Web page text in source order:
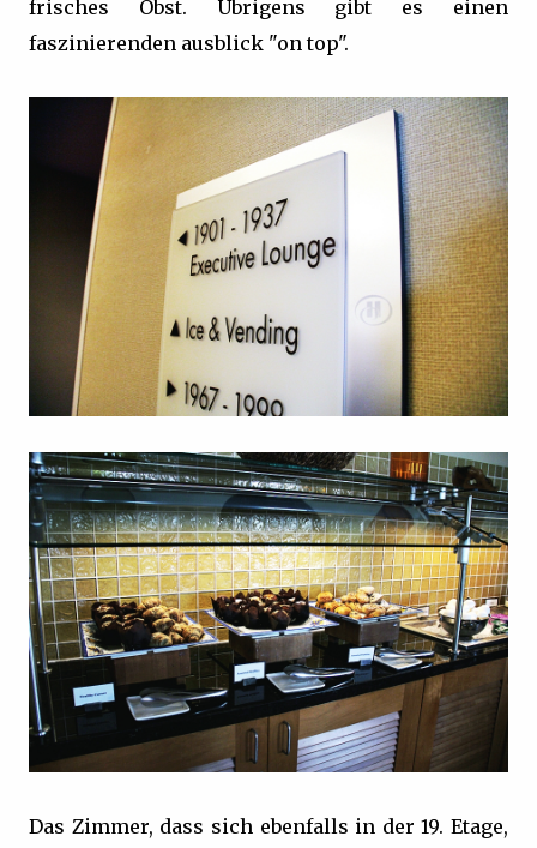
frisches Obst. Übrigens gibt es einen
faszinierenden ausblick "on top".
Das Zimmer, dass sich ebenfalls in der 19. Etage,